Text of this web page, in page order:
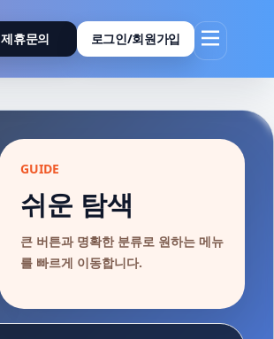
제휴문의 로그인/회원가입
GUIDE
쉬운 탐색
큰 버튼과 명확한 분류로 원하는 메뉴
를 빠르게 이동합니다.